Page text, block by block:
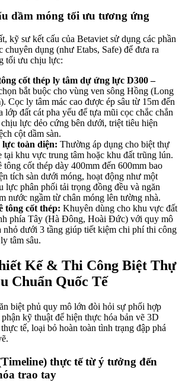
dầm móng tối ưu tương ứng
kỹ sư kết cấu của Betaviet sử dụng các phần
chuyên dụng (như Etabs, Safe) để đưa ra
tối ưu chịu lực:
cốt thép ly tâm dự ứng lực D300 –
bắt buộc cho vùng ven sông Hồng (Long
Cọc ly tâm mác cao được ép sâu từ 15m đến
lớp đất cát pha yếu để tựa mũi cọc chắc chắn
lực dẻo cứng bên dưới, triệt tiêu hiện
cột dầm sàn.
toàn diện: Thường áp dụng cho biệt thự
tại khu vực trung tâm hoặc khu đất trũng lún.
tông cốt thép dày 400mm đến 600mm bao
tích sàn dưới móng, hoạt động như một
lực phân phối tải trọng đồng đều và ngăn
nước ngầm từ chân móng lên tường nhà.
tông cốt thép: Khuyên dùng cho khu vực đất
phía Tây (Hà Đông, Hoài Đức) với quy mô
nhỏ dưới 3 tầng giúp tiết kiệm chi phí thi công
tâm sâu.
Kế & Thi Công Biệt Thự
Chuẩn Quốc Tế
biệt phủ quy mô lớn đòi hỏi sự phối hợp
kỹ thuật để hiện thực hóa bản vẽ 3D
tế, loại bỏ hoàn toàn tình trạng đập phá
thực tế từ ý tưởng đến
trao tay